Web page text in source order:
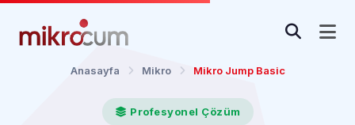
Anasayfa Mikro Mikro Jump Basic
Profesyonel Çözüm